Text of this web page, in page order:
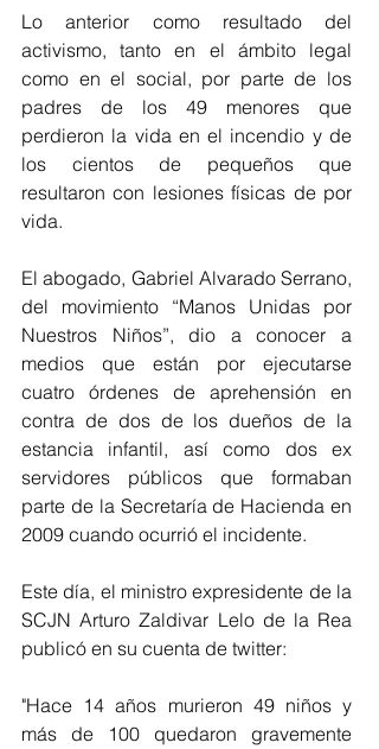
Lo anterior como resultado del
activismo, tanto en el ámbito legal
como en el social, por parte de los
padres de los 49 menores que
perdieron la vida en el incendio y de
los cientos de pequeños que
resultaron con lesiones físicas de por
vida.
El abogado, Gabriel Alvarado Serrano,
del movimiento “Manos Unidas por
Nuestros Niños”, dio a conocer a
medios que están por ejecutarse
cuatro órdenes de aprehensión en
contra de dos de los dueños de la
estancia infantil, así como dos ex
servidores públicos que formaban
parte de la Secretaría de Hacienda en
2009 cuando ocurrió el incidente.
Este día, el ministro expresidente de la
SCJN Arturo Zaldivar Lelo de la Rea
publicó en su cuenta de twitter:
"Hace 14 años murieron 49 niños y
más de 100 quedaron gravemente